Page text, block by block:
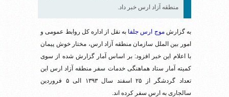
منطقه آزاد ارس خبر داد.
به گزارشموج ارس جلفا به نقل از اداره کل روابط عمومی و
امور بین الملل سازمان منطقه آزاد ارس، مختار خوش پیمان
با اعلام این خبر افزود: بر اساس آمار گزارش شده از سوی
کمیته آمار ستاد هماهنگی خدمات سفر منطقه آزاد ارس این
تعداد گردشگر از ۲۵ اسفند سال ۱۳۹۳ الی ۵ فروردین
سالجاری به ارس سفر کرده اند.